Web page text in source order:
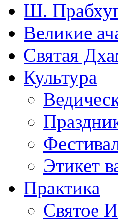
Ш.
Великие
Святая
Культура
Этикет
Практика
Святое